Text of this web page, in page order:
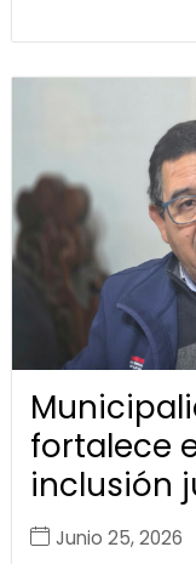
fortalece
inclusión
Junio 25, 2026